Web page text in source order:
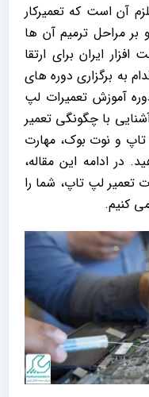
آن است که تعمیرکار
مراحل ترمیم آن ها
ایران برای ارتقا
به برگزاری دوره های
آموزش تعمیرات لپ
با چگونگی تعمیر
تاپ و نوت بوک، مهارت
در ادامه این مقاله،
لپ تاپ، شما را
کنیم.